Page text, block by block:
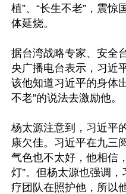
植”、“长生不老”，震
体延烧。
据台湾战略专家、安全
央广播电台表示，习近
该他知道习近平的身体
不老”的说法去激励他。
杨太源注意到，习近平
康欠佳。习近平在九三
气色也不太好，他相信
灯”。但杨太源也强调
疗团队在照护他，所以